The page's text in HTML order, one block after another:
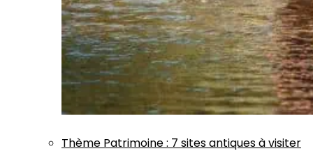
Thème Patrimoine: 7 sites antiques à visiter